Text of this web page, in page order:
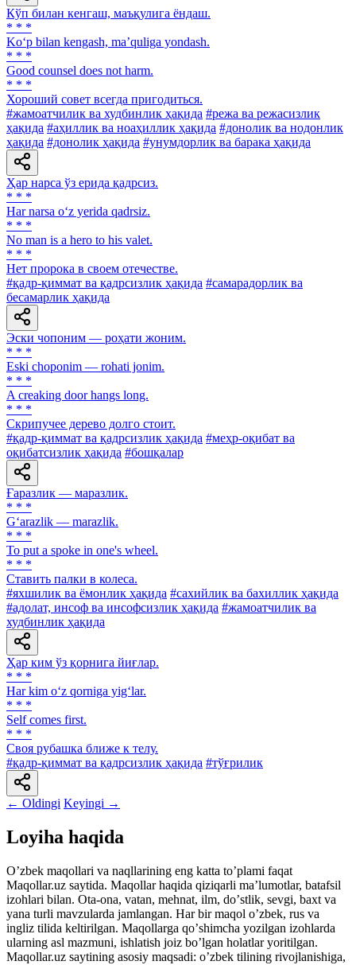
Кўп билан кенгаш, маъқулига ёндаш.
* * *
Ko‘p bilan kengash, ma’quliga yondash.
* * *
Good counsel does not harm.
* * *
Хороший совет всегда пригодиться.
#жамоатчилик ва худбинлик ҳақида #режа ва режасизлик
ҳақида #аҳиллик ва ноаҳиллик ҳақида #донолик ва нодонлик
ҳақида #донолик ҳақида #унумдорлик ва барака ҳақида
Ҳар нарса ўз ерида қадрсиз.
* * *
Har narsa o‘z yerida qadrsiz.
* * *
No man is a hero to his valet.
* * *
Нет пророка в своем отечестве.
#қадр-қиммат ва қадрсизлик ҳақида #самарадорлик ва
бесамарлик ҳақида
Эски чопоним — роҳати жоним.
* * *
Eski choponim — rohati jonim.
* * *
A creaking door hangs long.
* * *
Скрипучее дерево долго стоит.
#қадр-қиммат ва қадрсизлик ҳақида #меҳр-оқибат ва
оқибатсизлик ҳақида #бошқалар
Ғаразлик — маразлик.
* * *
G‘arazlik — marazlik.
* * *
To put a spoke in one's wheel.
* * *
Ставить палки в колеса.
#яхшилик ва ёмонлик ҳақида #сахийлик ва бахиллик ҳақида
#адолат, инсоф ва инсофсизлик ҳақида #жамоатчилик ва
худбинлик ҳақида
Ҳар ким ўз қорнига йиғлар.
* * *
Har kim o‘z qorniga yig‘lar.
* * *
Self comes first.
* * *
Своя рубашка ближе к телу.
#қадр-қиммат ва қадрсизлик ҳақида #тўғрилик
← Oldingi Keyingi →
Loyiha haqida
Oʼzbek maqollari va naqllarining eng katta toʼplami faqat
Maqollar.uz saytida. Maqollar haqida qiziqarli maʼlumotlar, batafsil
izohlari bilan. Ota-ona, vatan, mehnat, ilm, doʼstlik, sevgi, baxt va
yana turli mavzularda jamlangan. Har bir maqol oʼzbek, rus va
ingliz tilida keltirilgan. Maqollarga qoʼshimcha yozilgan izohlarda
ularning asl mazmuni, ishlatish joiz boʼlgan holatlar yoritilgan.
Maqollar.uz saytining asosiy maqsadi: oʼzbek tilining rivojlanishiga,